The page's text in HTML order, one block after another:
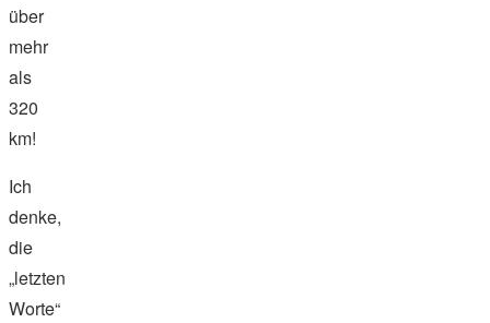
über
mehr
als
320
km!
Ich
denke,
die
„letzten
Worte“